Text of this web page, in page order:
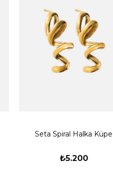
Seta Spiral Halka Küpe
₺5.200